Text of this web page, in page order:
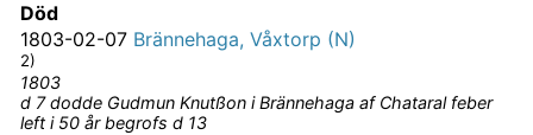
Död
1803-02-07 Brännehaga, Våxtorp (N)
2)
1803
d 7 dodde Gudmun Knutßon i Brännehaga af Chataral feber
left i 50 år begrofs d 13